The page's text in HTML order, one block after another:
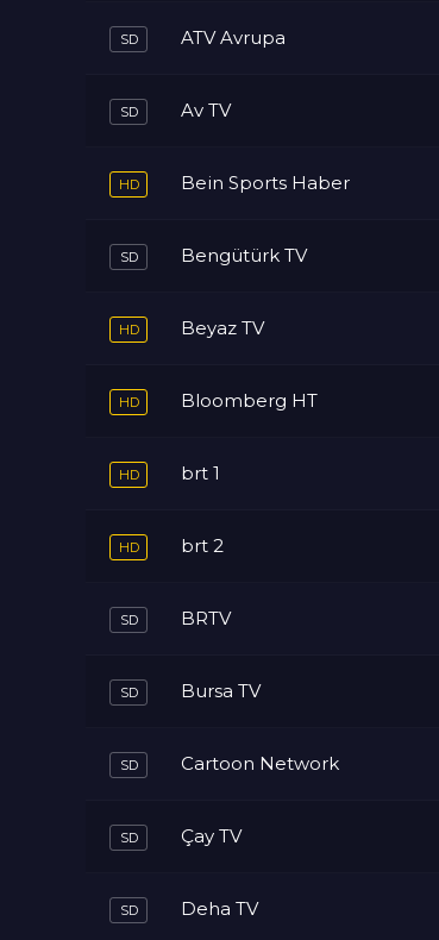
ATV Avrupa
Av TV
Bein Sports Haber
Bengütürk TV
Beyaz TV
Bloomberg HT
brt 1
brt 2
BRTV
Bursa TV
Cartoon Network
Çay TV
Deha TV